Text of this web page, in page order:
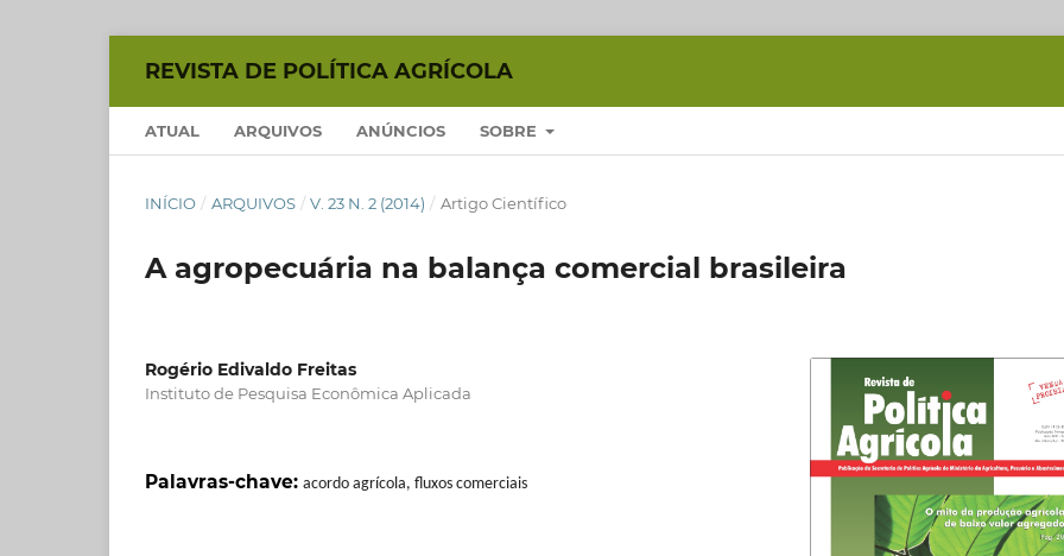
REVISTA DE POLÍTICA AGRÍCOLA
ATUAL ARQUIVOS ANÚNCIOS SOBRE
INÍCIO / ARQUIVOS / V. 23 N. 2 (2014) / Artigo Científico
A agropecuária na balança comercial brasileira
Rogério Edivaldo Freitas
Instituto de Pesquisa Econômica Aplicada
Palavras-chave: acordo agrícola, fluxos comerciais